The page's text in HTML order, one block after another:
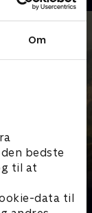
Om
bedste
til at
data til